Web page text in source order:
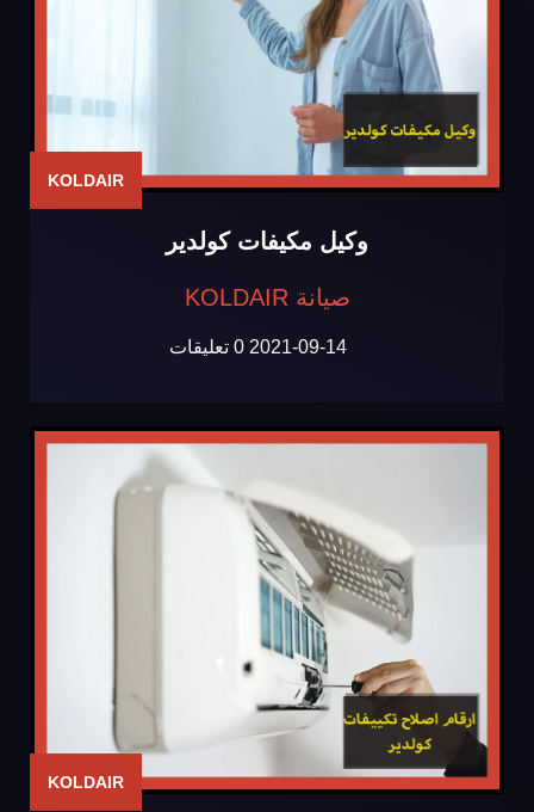
KOLDAIR
وكيل مكيفات كولدير
صيانة KOLDAIR
2021-09-14 0 تعليقات
KOLDAIR